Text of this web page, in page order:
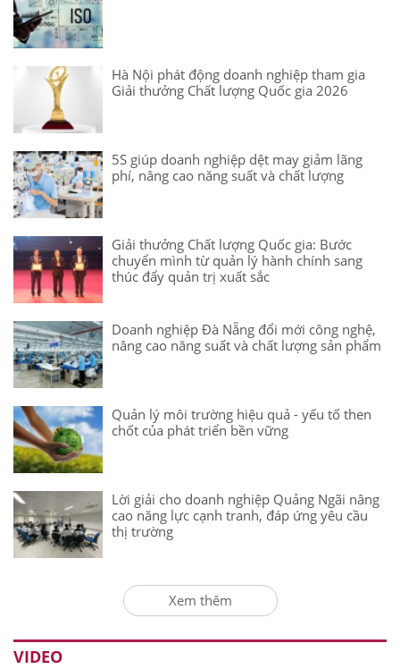
Hà Nội phát động doanh nghiệp tham gia
Giải thưởng Chất lượng Quốc gia 2026
5S giúp doanh nghiệp dệt may giảm lãng
phí, nâng cao năng suất và chất lượng
Giải thưởng Chất lượng Quốc gia: Bước
chuyển mình từ quản lý hành chính sang
thúc đẩy quản trị xuất sắc
Doanh nghiệp Đà Nẵng đổi mới công nghệ,
nâng cao năng suất và chất lượng sản phẩm
Quản lý môi trường hiệu quả - yếu tố then
chốt của phát triển bền vững
Lời giải cho doanh nghiệp Quảng Ngãi nâng
cao năng lực cạnh tranh, đáp ứng yêu cầu
thị trường
Xem thêm
VIDEO